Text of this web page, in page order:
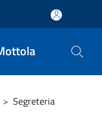
> Segreteria